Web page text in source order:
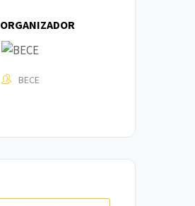
ORGANIZADOR
BECE